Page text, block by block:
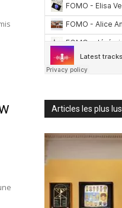
Articles les plus lus